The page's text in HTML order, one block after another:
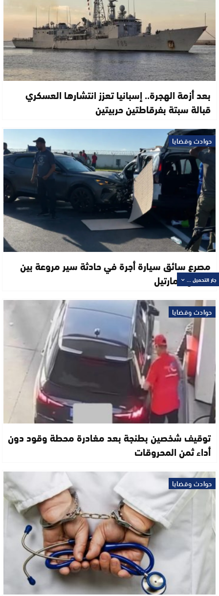
بعد أزمة الهجرة.. إسبانيا تعزز انتشارها العسكري
قبالة سبتة بفرقاطتين حربيتين
حوادث وقضايا
مصرع سائق سيارة أجرة في حادثة سير مروعة بين
تطوان ومارتيل
حوادث وقضايا
توقيف شخصين بطنجة بعد مغادرة محطة وقود دون
أداء ثمن المحروقات
حوادث وقضايا
جار التحميل ...